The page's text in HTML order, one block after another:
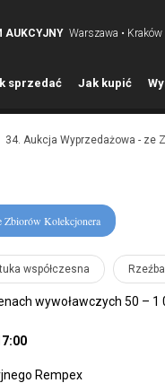
AUKCYJNY Warszawa • Kraków
sprzedać Jak kupić W
34. Aukcja Wyprzedażowa - ze
Zbiorów Kolekcjonera
współczesna Rzeźba
wywoławczych 50 – 1
Rempex